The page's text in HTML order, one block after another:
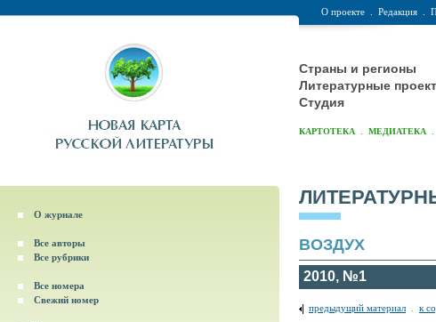
О проекте Редакция
Страны и регионы
Литературные
Студия
КАРТОТЕКА МЕДИАТЕКА
О журнале
Все авторы
Все рубрики
Все номера
Свежий номер
ВОЗДУХ
2010, №1
предыдущий материал к